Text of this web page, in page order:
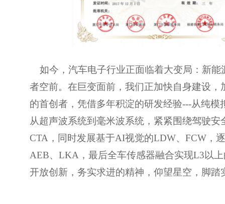
如今，汽车电子行业正面临着大变局：新能
者空前。在巨变面前，我们正加快自身建设
的首创者，凭借多年积淀的研发经验---从纯
从超声波系统到毫米波系统，紧紧围绕驾驶
CTA，同时发展基于AI视觉的LDW、FCW，
AEB、LKA，最后全车传感器融合实现L3以
开放创新，务实求进的精神，仰望星空，脚